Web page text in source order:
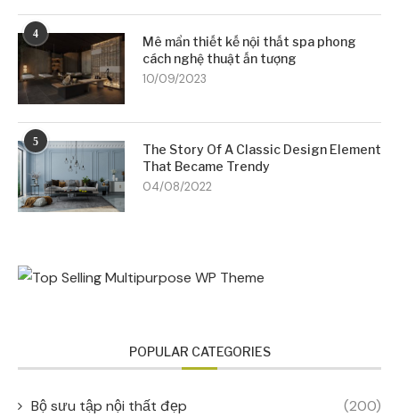
4
Mê mẩn thiết kế nội thất spa phong
cách nghệ thuật ấn tượng
10/09/2023
5
The Story Of A Classic Design Element
That Became Trendy
04/08/2022
POPULAR CATEGORIES
Bộ sưu tập nội thất đẹp (200)